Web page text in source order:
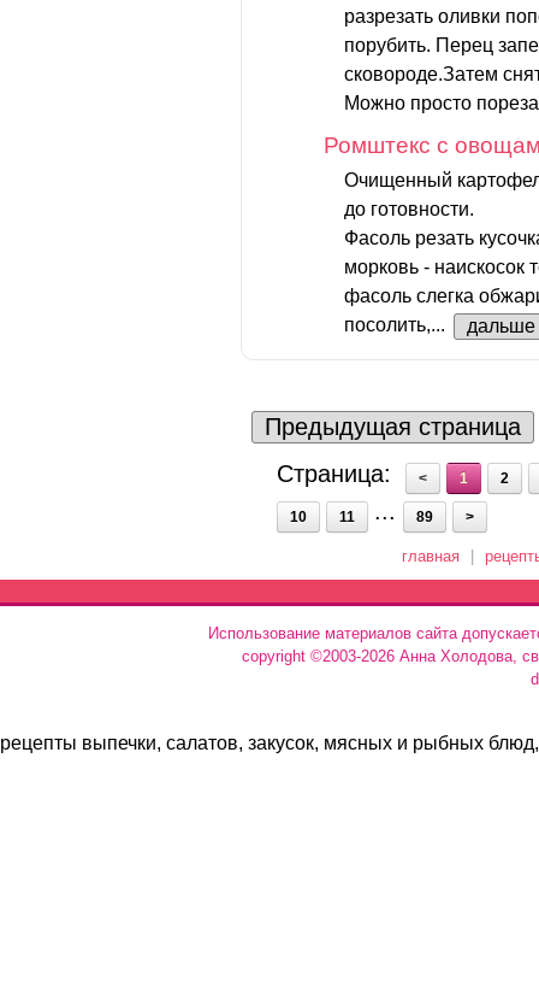
разрезать оливки
порубить. Перец
сковороде.Затем
Можно просто
Ромштекс с
Очищенный
до готовности.
Фасоль резать
морковь - наискосок
фасоль слегка
посолить,...
дальше
Предыдущая страница
Страница:
< 1 2
10 11 ... 89 >
главная
Использование материалов сайта
copyright ©2003-2026 Анна Холодова,
рецепты выпечки, салатов, закусок, мясных и рыбных